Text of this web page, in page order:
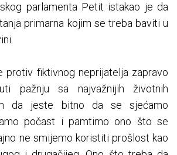
parlamenta Petit istakao je da
primarna kojim se treba baviti u
protiv fiktivnog neprijatelja zapravo
pažnju sa najvažnijih životnih
da jeste bitno da se sjećamo
počast i pamtimo ono što se
ne smijemo koristiti prošlost kao